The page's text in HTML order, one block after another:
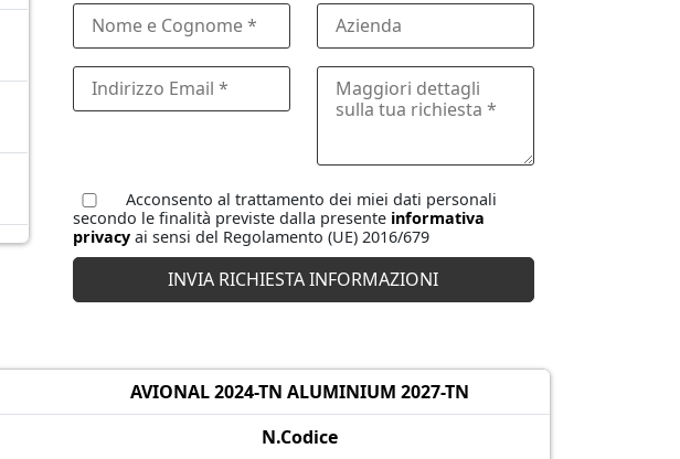
Acconsento al trattamento dei miei dati personali
secondo le finalità previste dalla presente informativa
privacyai sensi del Regolamento (UE) 2016/679
AVIONAL 2024-TN ALUMINIUM 2027-TN
N.Codice